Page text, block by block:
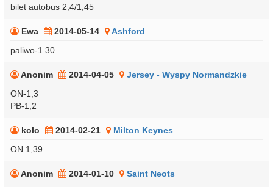
bilet autobus 2,4/1,45
Ewa 2014-05-14
Ashford
paliwo-1.30
Anonim 2014-04-05
Jersey - Wyspy Normandzkie
ON-1,3
PB-1,2
kolo 2014-02-21
Milton Keynes
ON 1,39
Anonim 2014-01-10
Saint Neots